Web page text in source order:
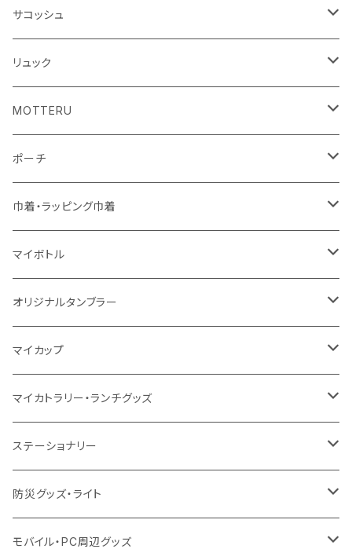
キャンパス
不織布
コットン
ポリエステル
不織布
シーチング
10oz
フェアトレードコットン
コットンリネン
ジュートコットン
再生ファブリック
コットン
5oz
シーチング
キャンパス
8oz
10oz
デニム・デニムライク
ポリエステル
再生不織布
不織布
保冷
スウェット
オーガニックコットン
コットンリネン
再生ファブリック
5oz
10oz
コットン
シーチング
キャンパス
10oz
12oz
デニム
ポリエステル
不織布
保冷
サコッシュ
オーガニックコットン
フェアトレードコットン
ジュートコットン
再生ファブリック
5oz
コットン
5oz
キャンパス
ポリエステル
不織布
リュック
コットン
5oz
デニム
ポリエステル
不織布
スウェット
MOTTERU
お買い物バッグ
ボトル
タンブラー
ランチグッズ
ハンカチ
傘
ポーチ
オーガニックコットン
フェアトレードコットン
再生ファブリック
キャンパス
デニム・デニムライク
ポリエステル
不織布
保冷
巾着・ラッピング巾着
コットン
オーガニックコットン
再生ファブリック
フェアトレードコットン
デニム・デニムライク
ポリエステル
リネン
マイボトル
ステンレスサーモ
ステンレス
アルミ
クリアボトル
カスタムデザインボトル
オリジナルタンブラー
サーモタンブラー
ステンレス2層タンブラー
プラスチック2層タンブラー
アルミタンブラー
バンブータンブラー
マイカップ
サーモ
ステンレス
バンブー
コーヒー配合
マイカトラリー・ランチグッズ
カトラリー
フードポット
コースター
ステーショナリー
単色ボールペン
多機能ペン
防災グッズ・ライト
防災セット
モバイル・PC周辺グッズ